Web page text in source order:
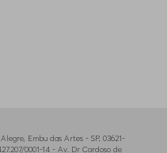
Embu das Artes - SP, 03621-
0001-14 - Av. Dr Cardoso de